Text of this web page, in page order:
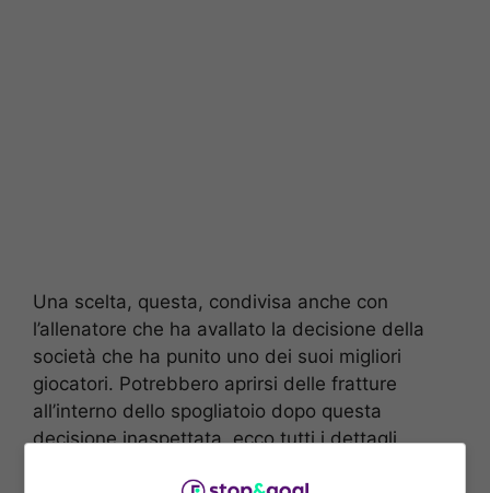
Una scelta, questa, condivisa anche con
l’allenatore che ha avallato la decisione della
società che ha punito uno dei suoi migliori
giocatori. Potrebbero aprirsi delle fratture
all’interno dello spogliatoio dopo questa
decisione inaspettata, ecco tutti i dettagli